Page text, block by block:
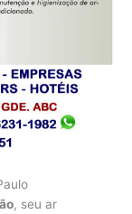
, seu ar